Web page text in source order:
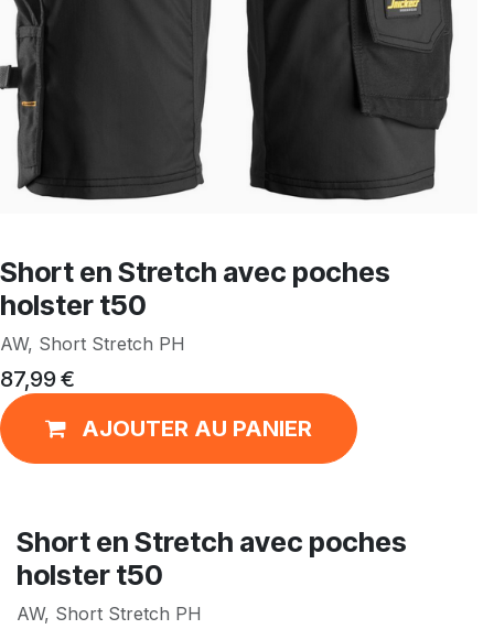
Short en Stretch avec poches
holster t50
AW, Short Stretch PH
87,99€
AJOUTER AU PANIER
Short en Stretch avec poches
holster t50
AW, Short Stretch PH